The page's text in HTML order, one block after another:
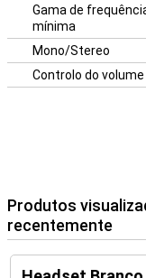
Gama de
mínima
Mono/Stereo
Controlo do volume
Produtos
recentemente